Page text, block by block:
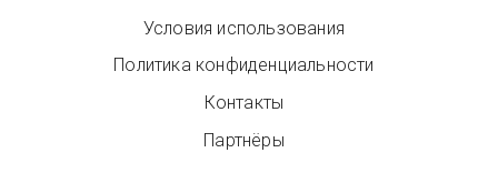
Условия использования
Политика конфиденциальности
Контакты
Партнёры